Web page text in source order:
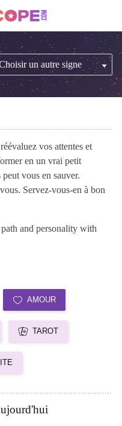
vos attentes et
en un vrai petit
vous en sauver.
Servez-vous-en à bon
and personality with
AMOUR
TAROT